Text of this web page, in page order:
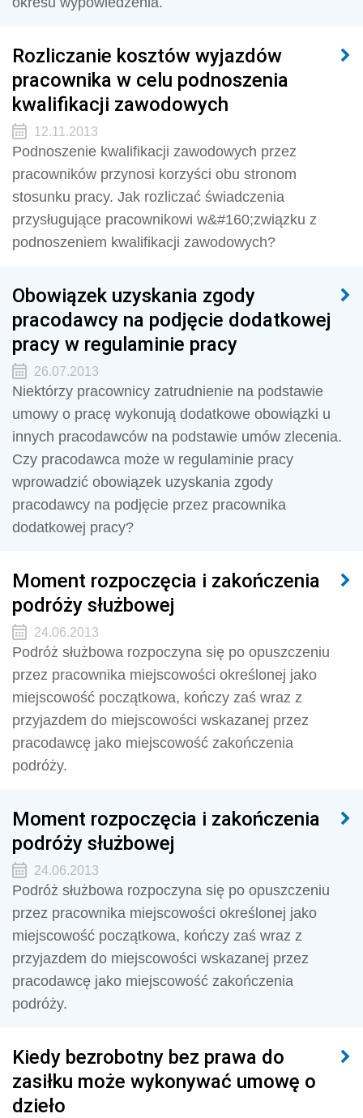
Rozliczanie kosztów wyjazdów
pracownika w celu podnoszenia
kwalifikacji zawodowych
12.11.2013
Podnoszenie kwalifikacji zawodowych przez
pracowników przynosi korzyści obu stronom
stosunku pracy. Jak rozliczać świadczenia
przysługujące pracownikowi w&#160;związku z
podnoszeniem kwalifikacji zawodowych?
Obowiązek uzyskania zgody
pracodawcy na podjęcie dodatkowej
pracy w regulaminie pracy
26.07.2013
Niektórzy pracownicy zatrudnienie na podstawie
umowy o pracę wykonują dodatkowe obowiązki u
innych pracodawców na podstawie umów zlecenia.
Czy pracodawca może w regulaminie pracy
wprowadzić obowiązek uzyskania zgody
pracodawcy na podjęcie przez pracownika
dodatkowej pracy?
Moment rozpoczęcia i zakończenia
podróży służbowej
24.06.2013
Podróż służbowa rozpoczyna się po opuszczeniu
przez pracownika miejscowości określonej jako
miejscowość początkowa, kończy zaś wraz z
przyjazdem do miejscowości wskazanej przez
pracodawcę jako miejscowość zakończenia
podróży.
Moment rozpoczęcia i zakończenia
podróży służbowej
24.06.2013
Podróż służbowa rozpoczyna się po opuszczeniu
przez pracownika miejscowości określonej jako
miejscowość początkowa, kończy zaś wraz z
przyjazdem do miejscowości wskazanej przez
pracodawcę jako miejscowość zakończenia
podróży.
Kiedy bezrobotny bez prawa do
zasiłku może wykonywać umowę o
dzieło